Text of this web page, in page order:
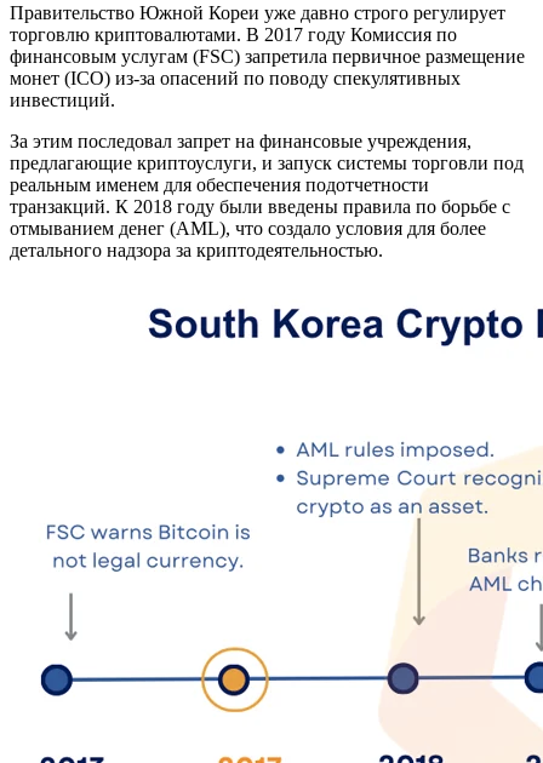
Правительство Южной Кореи уже давно строго регулирует
торговлю криптовалютами. В 2017 году Комиссия по
финансовым услугам (FSC) запретила первичное размещение
монет (ICO) из-за опасений по поводу спекулятивных
инвестиций.
За этим последовал запрет на финансовые учреждения,
предлагающие криптоуслуги, и запуск системы торговли под
реальным именем для обеспечения подотчетности
транзакций. К 2018 году были введены правила по борьбе с
отмыванием денег (AML), что создало условия для более
детального надзора за криптодеятельностью.